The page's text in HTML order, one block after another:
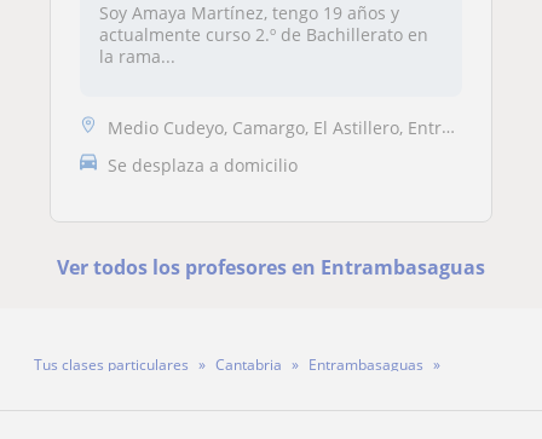
Soy Amaya Martínez, tengo 19 años y
actualmente curso 2.º de Bachillerato en
la rama...
Medio Cudeyo, Camargo, El Astillero, Entrambasaguas, Liérganes, Riotue...
Se desplaza a domicilio
Ver todos los profesores en Entrambasaguas
Tus clases particulares Cantabria
Entrambasaguas